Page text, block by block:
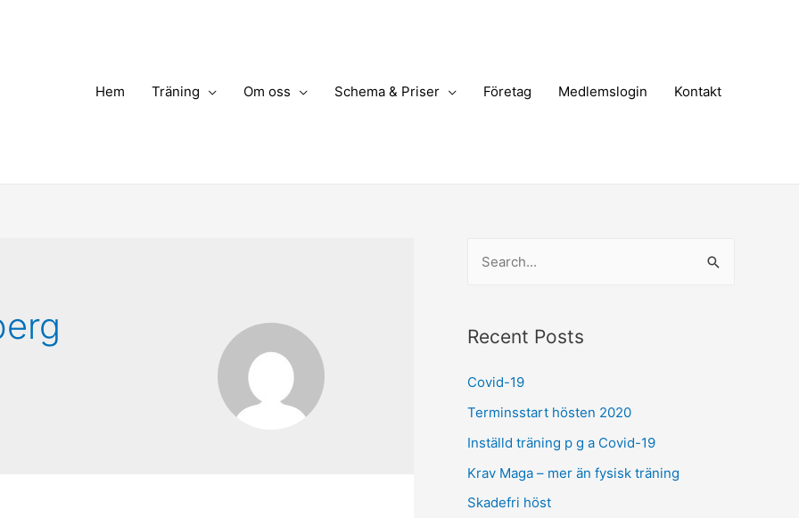
Hem
Träning Om oss Schema & Priser Företag Medlemslogin Kontakt
r
h
f
o
r
Recent Posts
Covid-19
Terminsstart hösten 2020
Inställd träning p g a Covid-19
Krav Maga – mer än fysisk träning
Skadefri höst